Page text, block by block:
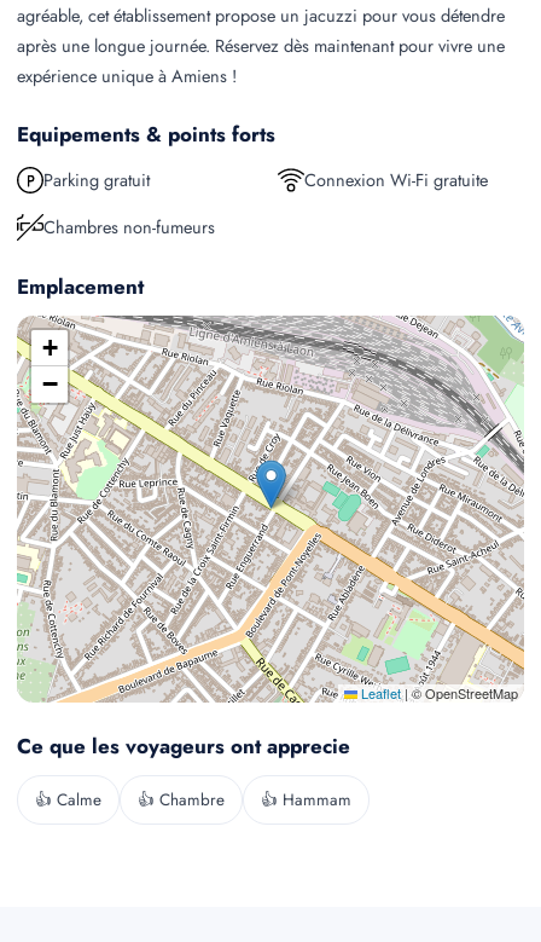
agréable, cet établissement propose un jacuzzi pour vous détendre
après une longue journée. Réservez dès maintenant pour vivre une
expérience unique à Amiens !
Equipements & points forts
Parking gratuit
Connexion Wi-Fi gratuite
Chambres non-fumeurs
Emplacement
+
−
Leaflet |© OpenStreetMap
Ce que les voyageurs ont apprecie
👍 Calme 👍 Chambre 👍 Hammam